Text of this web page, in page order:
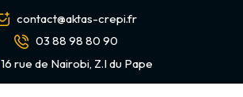
contact@aktas-crepi.fr
03 88 98 80 90
16 rue de Nairobi, Z.I du Pape